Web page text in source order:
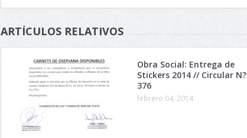
ARTÍCULOS RELATIVOS
Obra Social: Entrega de
Stickers 2014 // Circular N?
376
febrero 04, 2014